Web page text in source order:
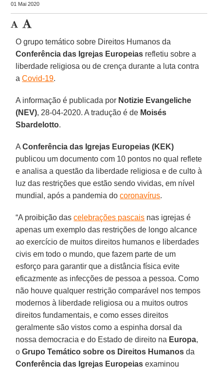
01 Mai 2020
O grupo temático sobre Direitos Humanos da
Conferência das Igrejas Europeias refletiu sobre a
liberdade religiosa ou de crença durante a luta contra
aCovid-19.
A informação é publicada por Notizie Evangeliche
(NEV), 28-04-2020. A tradução é de Moisés
Sbardelotto.
AConferência das Igrejas Europeias (KEK)
publicou um documento com 10 pontos no qual reflete
e analisa a questão da liberdade religiosa e de culto à
luz das restrições que estão sendo vividas, em nível
mundial, após a pandemia docoronavírus.
“A proibição dascelebrações pascais nas igrejas é
apenas um exemplo das restrições de longo alcance
ao exercício de muitos direitos humanos e liberdades
civis em todo o mundo, que fazem parte de um
esforço para garantir que a distância física evite
eficazmente as infecções de pessoa a pessoa. Como
não houve qualquer restrição comparável nos tempos
modernos à liberdade religiosa ou a muitos outros
direitos fundamentais, e como esses direitos
geralmente são vistos como a espinha dorsal da
nossa democracia e do Estado de direito na Europa,
oGrupo Temático sobre os Direitos Humanos da
Conferência das Igrejas Europeias examinou